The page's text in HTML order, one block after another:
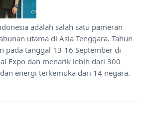
adalah salah satu pameran
utama di Asia Tenggara. Tahun
pada tanggal 13-16 September di
Expo dan menarik lebih dari 300
energi terkemuka dari 14 negara.